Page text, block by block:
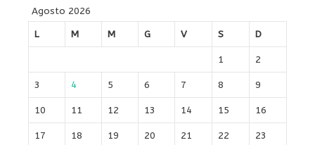
Agosto 2026
L
M M G V S D
1 2
3 4 5 6 7 8 9
10 11 12 13 14 15 16
17 18 19 20 21 22 23